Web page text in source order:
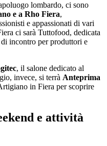
lombardo, ci sono
e a Rho Fiera,
e appassionati di vari
ci sarà Tuttofood, dedicata
di incontro per produttori e
, il salone dedicato al
invece, si terrà Anteprima
in Fiera per scoprire
e attività